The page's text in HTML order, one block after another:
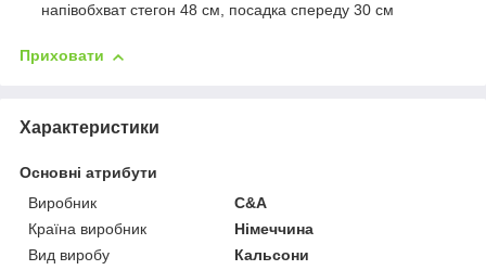
напівобхват стегон 48 см, посадка спереду 30 см
Приховати
Характеристики
Основні атрибути
Виробник
C&A
Країна виробник
Німеччина
Вид виробу
Кальсони